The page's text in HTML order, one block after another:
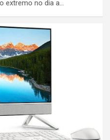
extremo no dia a…